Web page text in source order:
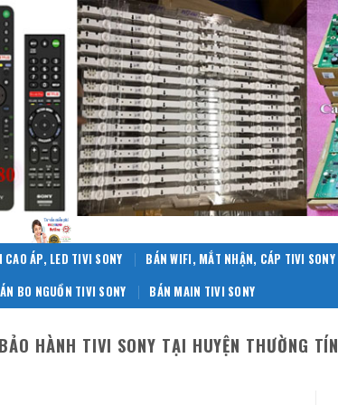
CAO ÁP, LED TIVI SONY BÁN WIFI, MẮT NHẬN, CÁP TIVI SONY
BO NGUỒN TIVI SONY BÁN MAIN TIVI SONY
HÀNH TIVI SONY TẠI HUYỆN THƯỜNG TÍN